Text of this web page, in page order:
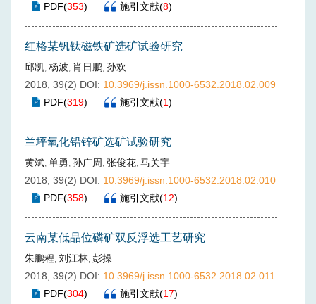
PDF(353) 施引文献(8)
红格某钒钛磁铁矿选矿试验研究
邱凯, 杨波, 肖日鹏, 孙欢
2018, 39(2) DOI: 10.3969/j.issn.1000-6532.2018.02.009
PDF(319) 施引文献(1)
兰坪氧化铅锌矿选矿试验研究
黄斌, 单勇, 孙广周 , 张俊花, 马关宇
2018, 39(2) DOI: 10.3969/j.issn.1000-6532.2018.02.010
PDF(358) 施引文献(12)
云南某低品位磷矿双反浮选工艺研究
朱鹏程, 刘江林, 彭操
2018, 39(2) DOI: 10.3969/j.issn.1000-6532.2018.02.011
PDF(304) 施引文献(17)